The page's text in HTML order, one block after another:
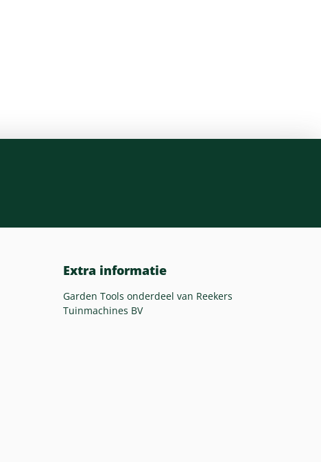
Extra informatie
Garden Tools onderdeel van Reekers
Tuinmachines BV